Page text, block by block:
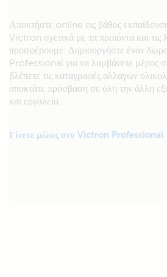
Αποκτήστε online εις βάθος
Victron σχετικά με τα προϊόντα και τις
προσφέρουμε. Δημιουργήστε έναν
Professional για να λαμβάνετε μέρος
βλέπετε τις καταγραφές αλλαγών
αποκτάτε πρόσβαση σε όλη την άλλη
και εργαλεία.
Γίνετε μέλος στο Victron Professional